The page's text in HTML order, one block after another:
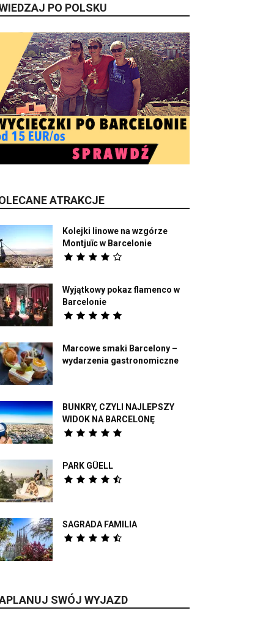
PO POLSKU
ATRAKCJE
Kolejki linowe na wzgórze
Montjuïc w Barcelonie
Wyjątkowy pokaz flamenco w
Barcelonie
Marcowe smaki Barcelony –
wydarzenia gastronomiczne
BUNKRY, CZYLI NAJLEPSZY
WIDOK NA BARCELONĘ
PARK GÜELL
SAGRADA FAMILIA
SWÓJ WYJAZD